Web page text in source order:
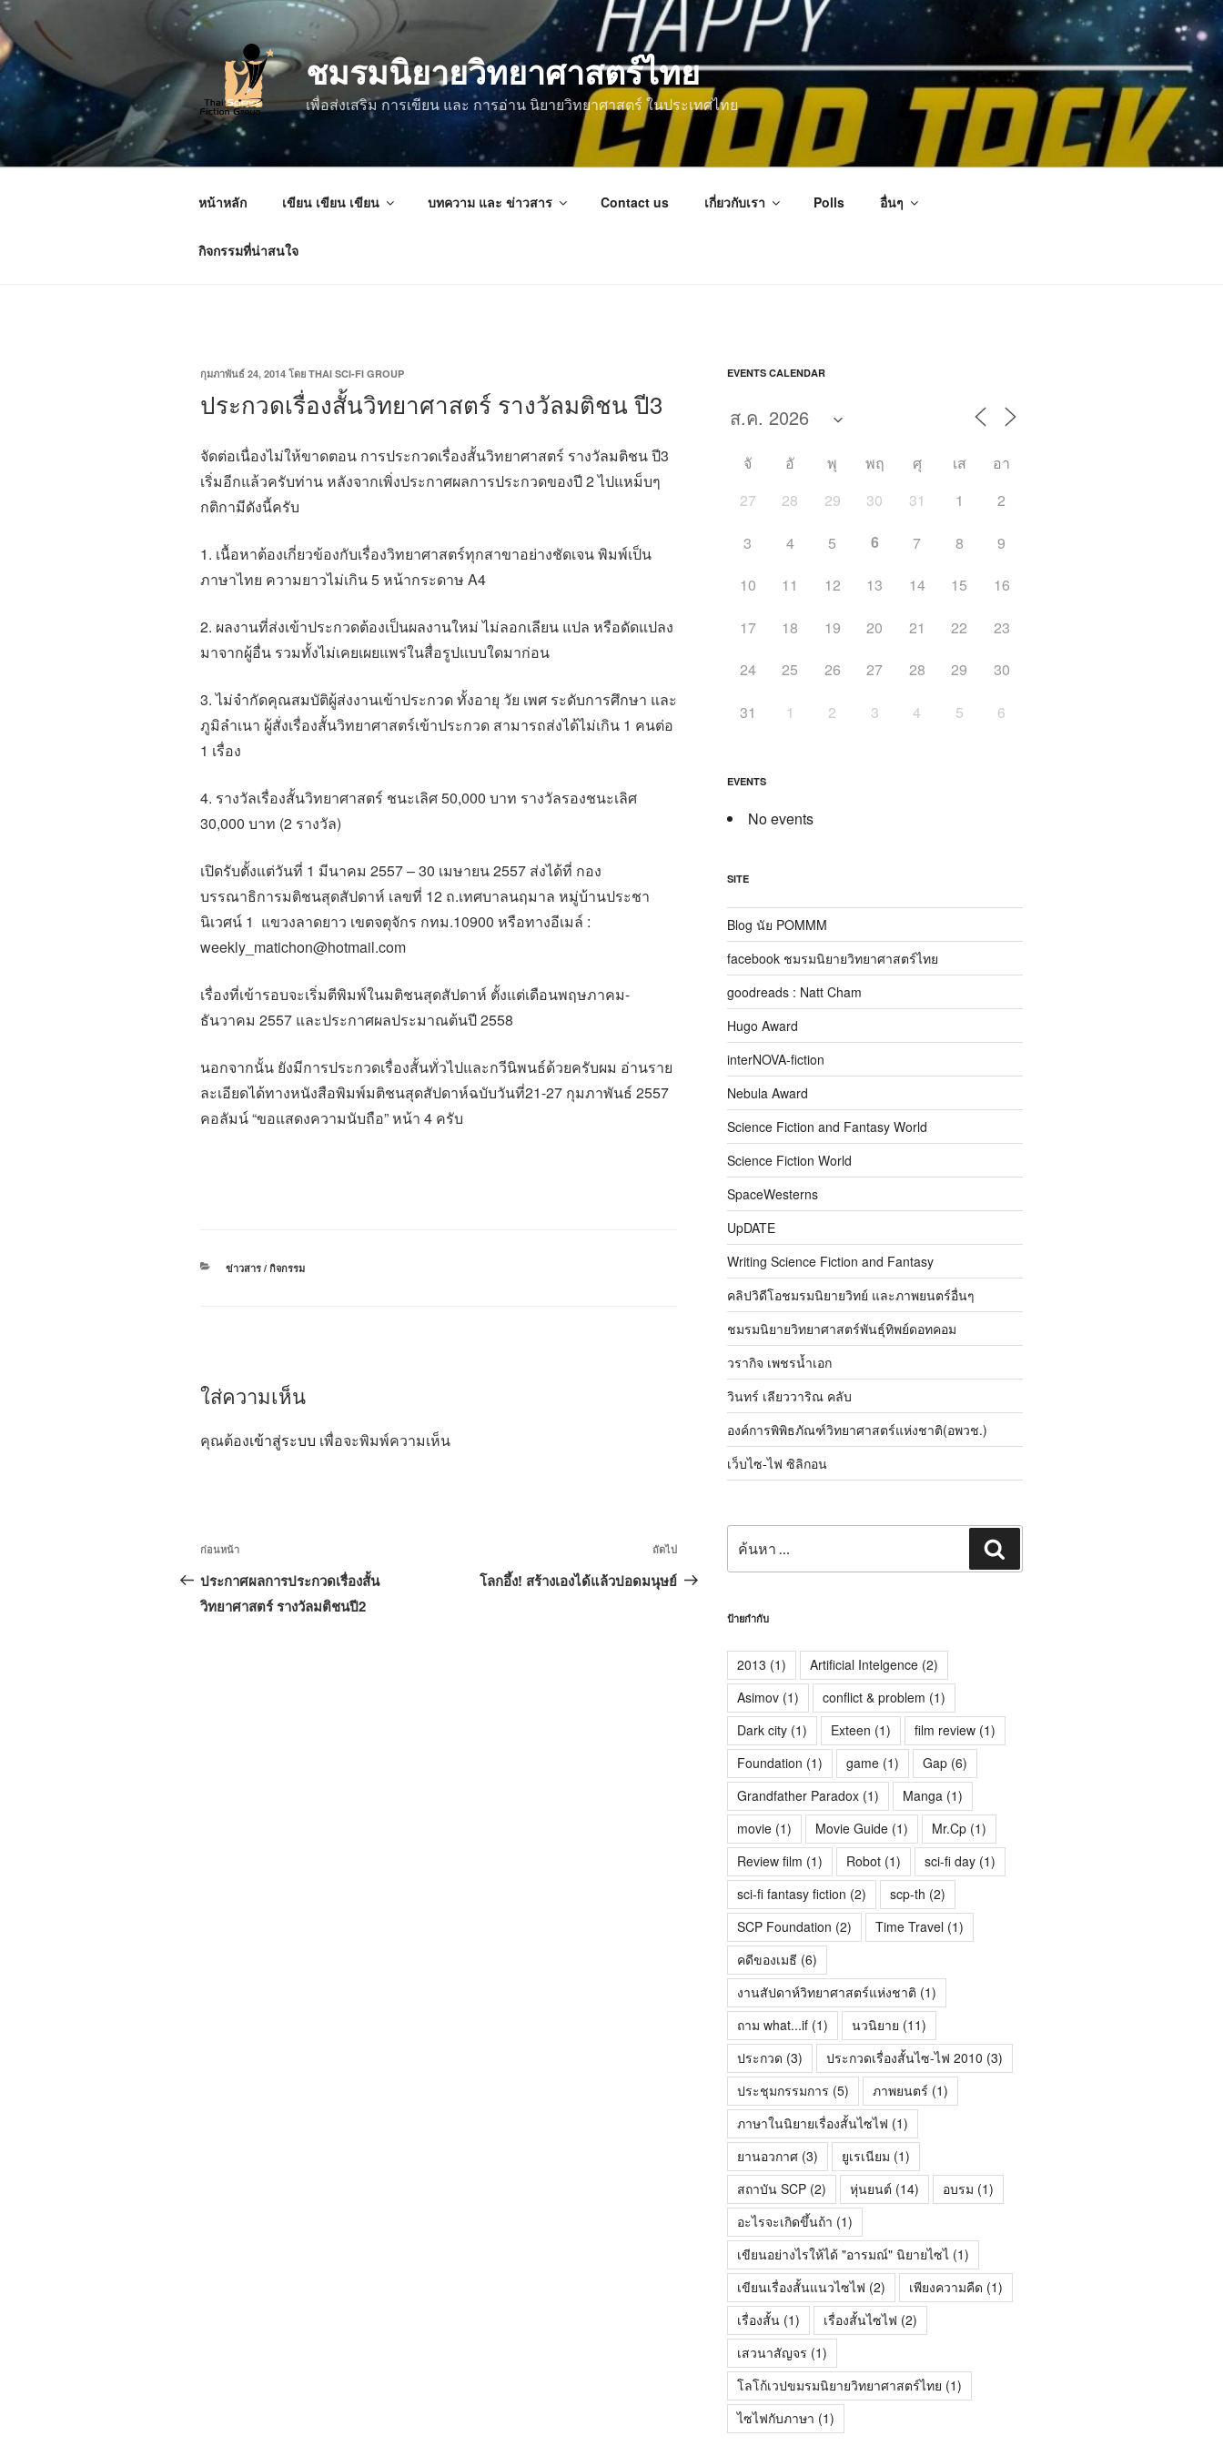
ข้าม
ไป
ยัง
บทความ
ชมรมนิยายวิทยาศาสตร์ไทย
เพื่อส่งเสริม การเขียน และ การอ่าน นิยายวิทยาศาสตร์ ในประเทศไทย
หน้าหลัก เขียน เขียน เขียน บทความ และ ข่าวสาร Contact us เกี่ยวกับเรา Polls อื่นๆ
กิจกรรมที่น่าสนใจ
เขียน
ที่
กุมภาพันธ์ 24, 2014 โดย THAI SCI-FI GROUP
ประกวดเรื่องสั้นวิทยาศาสตร์ รางวัลมติชน ปี3
จัดต่อเนื่องไม่ให้ขาดตอน การประกวดเรื่องสั้นวิทยาศาสตร์ รางวัลมติชน ปี3
เริ่มอีกแล้วครับท่าน หลังจากเพิ่งประกาศผลการประกวดของปี 2 ไปแหม็บๆ
กติกามีดังนี้ครับ
1. เนื้อหาต้องเกี่ยวข้องกับเรื่องวิทยาศาสตร์ทุกสาขาอย่างชัดเจน พิมพ์เป็น
ภาษาไทย ความยาวไม่เกิน 5 หน้ากระดาษ A4
2. ผลงานที่ส่งเข้าประกวดต้องเป็นผลงานใหม่ ไม่ลอกเลียน แปล หรือดัดแปลง
มาจากผู้อื่น รวมทั้งไม่เคยเผยแพร่ในสื่อรูปแบบใดมาก่อน
3. ไม่จำกัดคุณสมบัติผู้ส่งงานเข้าประกวด ทั้งอายุ วัย เพศ ระดับการศึกษา และ
ภูมิลำเนา ผู้สั่งเรื่องสั้นวิทยาศาสตร์เข้าประกวด สามารถส่งได้ไม่เกิน 1 คนต่อ
1 เรื่อง
4. รางวัลเรื่องสั้นวิทยาศาสตร์ ชนะเลิศ 50,000 บาท รางวัลรองชนะเลิศ
30,000 บาท (2 รางวัล)
เปิดรับตั้งแต่วันที่ 1 มีนาคม 2557 – 30 เมษายน 2557 ส่งได้ที่ กอง
บรรณาธิการมติชนสุดสัปดาห์ เลขที่ 12 ถ.เทศบาลนฤมาล หมู่บ้านประชา
นิเวศน์ 1 แขวงลาดยาว เขตจตุจักร กทม.10900 หรือทางอีเมล์ :
weekly_matichon@hotmail.com
เรื่องที่เข้ารอบจะเริ่มตีพิมพ์ในมติชนสุดสัปดาห์ ตั้งแต่เดือนพฤษภาคม-
ธันวาคม 2557 และประกาศผลประมาณต้นปี 2558
นอกจากนั้น ยังมีการประกวดเรื่องสั้นทั่วไปและกวีนิพนธ์ด้วยครับผม อ่านราย
ละเอียดได้ทางหนังสือพิมพ์มติชนสุดสัปดาห์ฉบับวันที่21-27 กุมภาพันธ์ 2557
คอลัมน์ “ขอแสดงความนับถือ” หน้า 4 ครับ
หมวด
ข่าวสาร / กิจกรรม
ใส่ความเห็น
คุณต้องเข้าสู่ระบบ เพื่อจะพิมพ์ความเห็น
แนะแนว
เรื่อง
เรื่อง
ก่อน
หน้า
ก่อนหน้า
ประกาศผลการประกวดเรื่องสั้น
วิทยาศาสตร์ รางวัลมติชนปี2
เรื่อง
ถัด
ถัดไป
โลกอึ้ง! สร้างเองได้แล้วปอดมนุษย์
EVENTS CALENDAR
จั อั พุ พฤ ศุ เส
อา
27
28 29 30 31 1 2
3 4 5 6 7 8 9
10 11 12 13 14 15 16
17 18 19 20 21 22 23
24 25 26 27 28 29 30
31 1 2 3 4 5 6
EVENTS
No events
SITE
Blog นัย POMMM
facebook ชมรมนิยายวิทยาศาสตร์ไทย
goodreads : Natt Cham
Hugo Award
interNOVA-fiction
Nebula Award
Science Fiction and Fantasy World
Science Fiction World
SpaceWesterns
UpDATE
Writing Science Fiction and Fantasy
คลิปวิดีโอชมรมนิยายวิทย์ และภาพยนตร์อื่นๆ
ชมรมนิยายวิทยาศาสตร์พันธุ์ทิพย์ดอทคอม
วรากิจ เพชรน้ำเอก
วินทร์ เลียววาริณ คลับ
องค์การพิพิธภัณฑ์วิทยาศาสตร์แห่งชาติ(อพวช.)
เว็บไซ-ไฟ ซิลิกอน
ป้ายกำกับ
2013 (1) Artificial Intelgence(2)
Asimov(1) conflict & problem (1)
Dark city(1) Exteen (1) film review(1)
Foundation (1) game(1) Gap(6)
Grandfather Paradox(1) Manga(1)
movie(1) Movie Guide(1) Mr.Cp(1)
Review film (1) Robot(1) sci-fi day(1)
sci-fi fantasy fiction (2) scp-th (2)
SCP Foundation (2) Time Travel(1)
คดีของเมธี (6)
งานสัปดาห์วิทยาศาสตร์แห่งชาติ (1)
ถาม what...if(1) นวนิยาย (11)
ประกวด (3) ประกวดเรื่องสั้นไซ-ไฟ 2010 (3)
ประชุมกรรมการ (5) ภาพยนตร์ (1)
ภาษาในนิยายเรื่องสั้นไซไฟ (1)
ยานอวกาศ(3) ยูเรเนียม (1)
สถาบัน SCP(2) หุ่นยนต์ (14) อบรม (1)
อะไรจะเกิดขึ้นถ้า (1)
เขียนอย่างไรให้ได้ "อารมณ์" นิยายไซไ(1)
เขียนเรื่องสั้นแนวไซไฟ (2) เพียงความคืด (1)
เรื่องสั้น(1) เรื่องสั้นไซไฟ (2)
เสวนาสัญจร (1)
โลโก้เวปขมรมนิยายวิทยาศาสตร์ไทย (1)
ไซไฟกับภาษา (1)